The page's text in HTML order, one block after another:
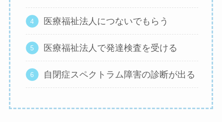
医療福祉法人につないでもらう
医療福祉法人で発達検査を受ける
自閉症スペクトラム障害の診断が出る